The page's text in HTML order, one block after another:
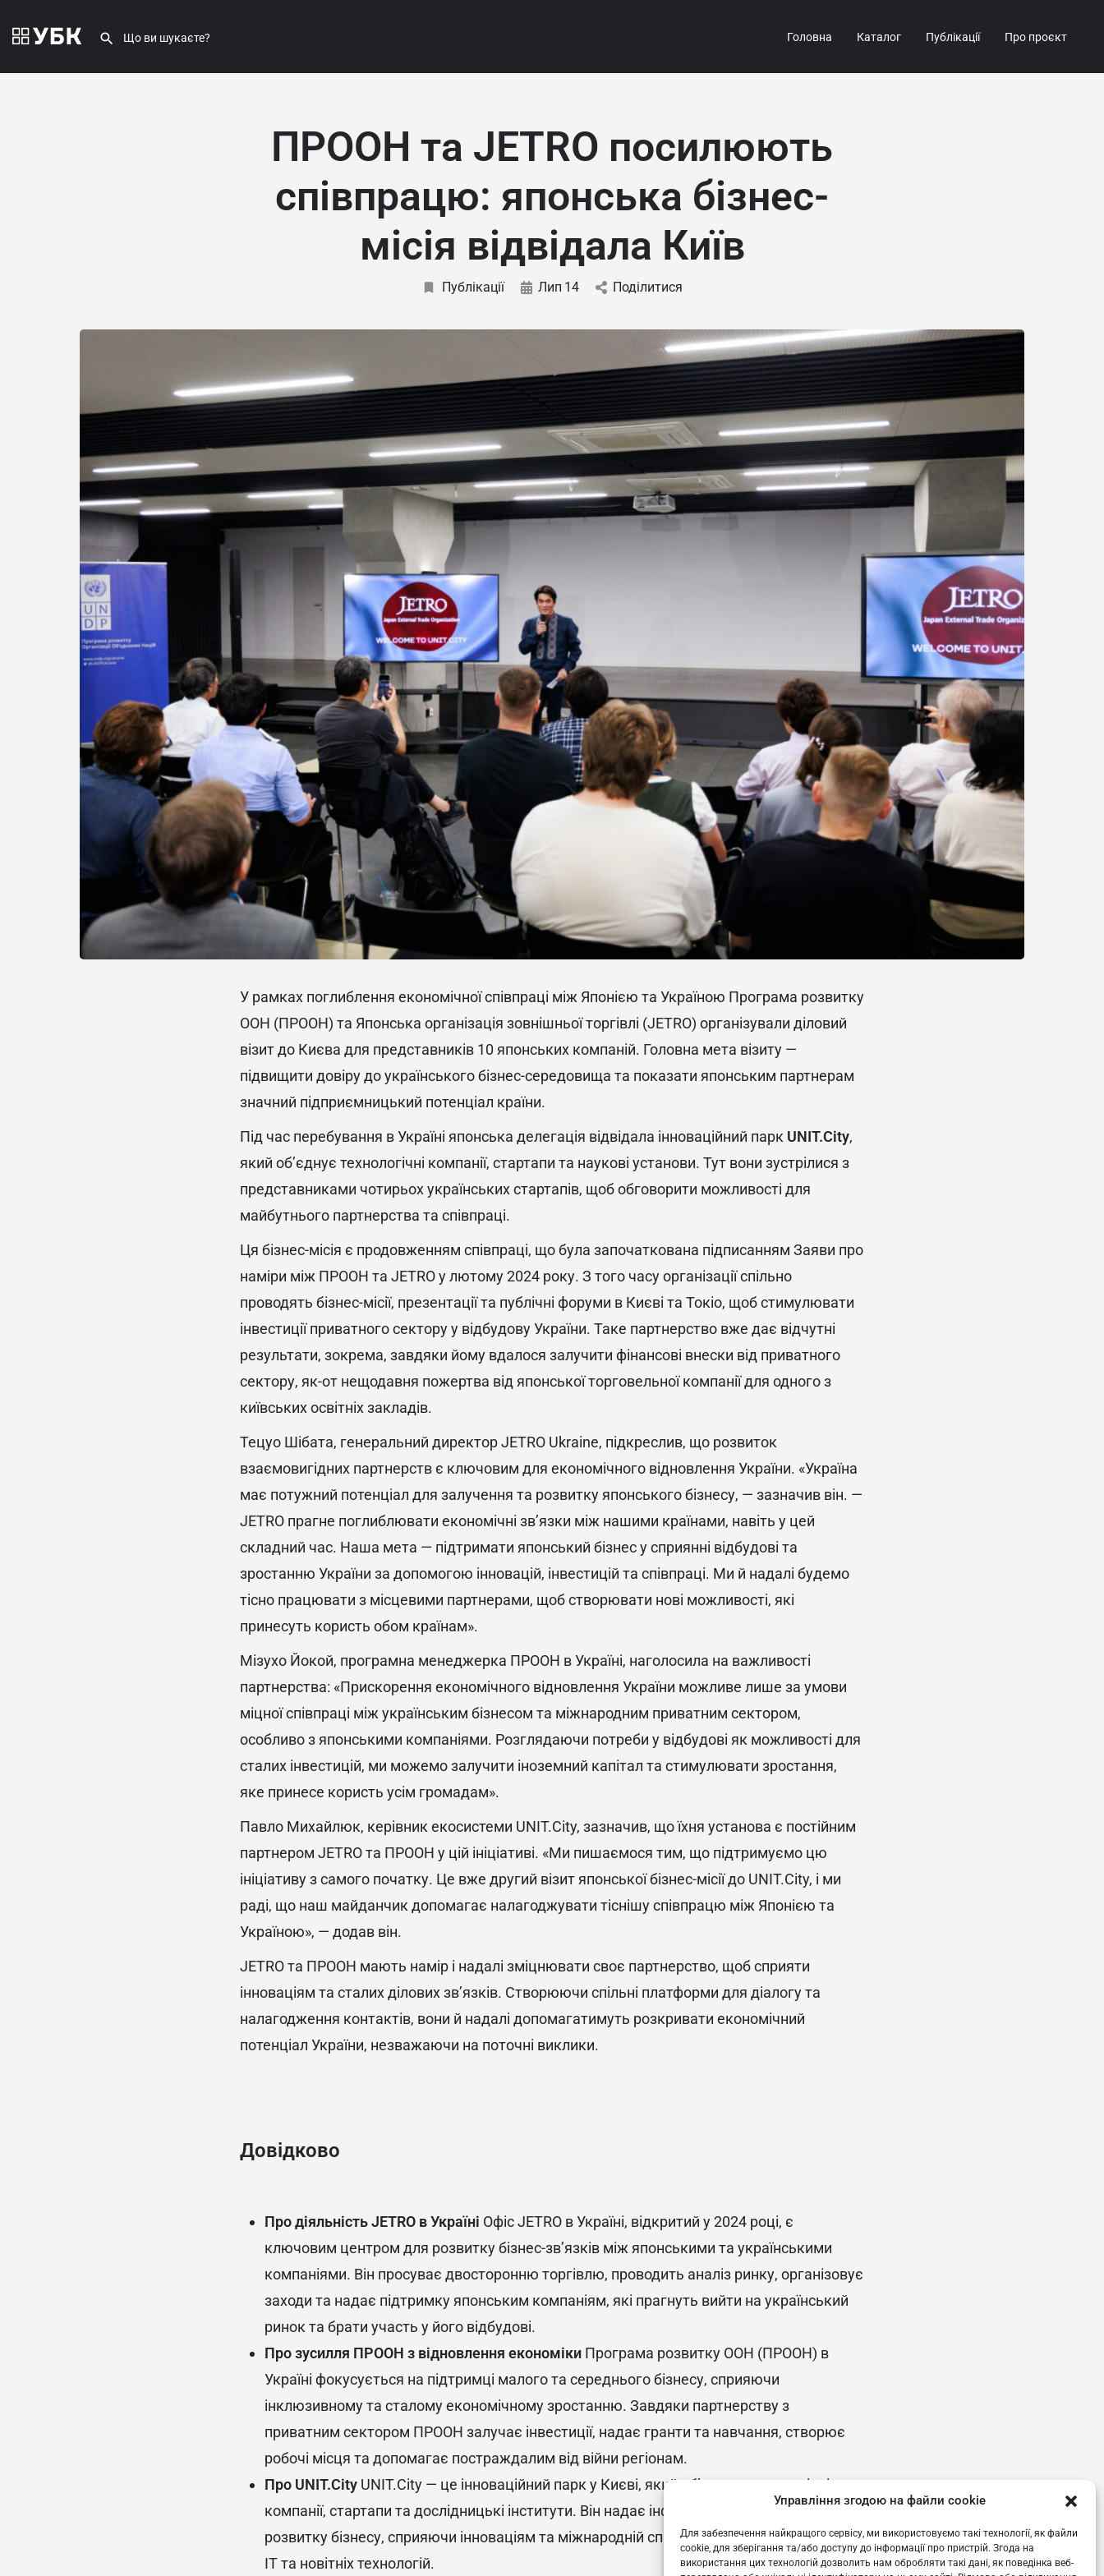
Управління згодою на файли cookie
Для забезпечення найкращого сервісу, ми використовуємо такі технології, як файли
cookie, для зберігання та/або доступу до інформації про пристрій. Згода на
використання цих технологій дозволить нам обробляти такі дані, як поведінка веб-
Головна Каталог Публікації Про проєкт
ПРООН та JETRO посилюють
співпрацю: японська бізнес-
місія відвідала Київ
Публікації Лип 14 Поділитися
У рамках поглиблення економічної співпраці між Японією та Україною Програма розвитку
ООН (ПРООН) та Японська організація зовнішньої торгівлі (JETRO) організували діловий
візит до Києва для представників 10 японських компаній. Головна мета візиту —
підвищити довіру до українського бізнес-середовища та показати японським партнерам
значний підприємницький потенціал країни.
Під час перебування в Україні японська делегація відвідала інноваційний парк UNIT.City,
який об’єднує технологічні компанії, стартапи та наукові установи. Тут вони зустрілися з
представниками чотирьох українських стартапів, щоб обговорити можливості для
майбутнього партнерства та співпраці.
Ця бізнес-місія є продовженням співпраці, що була започаткована підписанням Заяви про
наміри між ПРООН та JETRO у лютому 2024 року. З того часу організації спільно
проводять бізнес-місії, презентації та публічні форуми в Києві та Токіо, щоб стимулювати
інвестиції приватного сектору у відбудову України. Таке партнерство вже дає відчутні
результати, зокрема, завдяки йому вдалося залучити фінансові внески від приватного
сектору, як-от нещодавня пожертва від японської торговельної компанії для одного з
київських освітніх закладів.
Тецуо Шібата, генеральний директор JETRO Ukraine, підкреслив, що розвиток
взаємовигідних партнерств є ключовим для економічного відновлення України. «Україна
має потужний потенціал для залучення та розвитку японського бізнесу, — зазначив він. —
JETRO прагне поглиблювати економічні зв’язки між нашими країнами, навіть у цей
складний час. Наша мета — підтримати японський бізнес у сприянні відбудові та
зростанню України за допомогою інновацій, інвестицій та співпраці. Ми й надалі будемо
тісно працювати з місцевими партнерами, щоб створювати нові можливості, які
принесуть користь обом країнам».
Мізухо Йокой, програмна менеджерка ПРООН в Україні, наголосила на важливості
партнерства: «Прискорення економічного відновлення України можливе лише за умови
міцної співпраці між українським бізнесом та міжнародним приватним сектором,
особливо з японськими компаніями. Розглядаючи потреби у відбудові як можливості для
сталих інвестицій, ми можемо залучити іноземний капітал та стимулювати зростання,
яке принесе користь усім громадам».
Павло Михайлюк, керівник екосистеми UNIT.City, зазначив, що їхня установа є постійним
партнером JETRO та ПРООН у цій ініціативі. «Ми пишаємося тим, що підтримуємо цю
ініціативу з самого початку. Це вже другий візит японської бізнес-місії до UNIT.City, і ми
раді, що наш майданчик допомагає налагоджувати тіснішу співпрацю між Японією та
Україною», — додав він.
JETRO та ПРООН мають намір і надалі зміцнювати своє партнерство, щоб сприяти
інноваціям та сталих ділових зв’язків. Створюючи спільні платформи для діалогу та
налагодження контактів, вони й надалі допомагатимуть розкривати економічний
потенціал України, незважаючи на поточні виклики.
Довідково
Про діяльність JETRO в Україні Офіс JETRO в Україні, відкритий у 2024 році, є
ключовим центром для розвитку бізнес-зв’язків між японськими та українськими
компаніями. Він просуває двосторонню торгівлю, проводить аналіз ринку, організовує
заходи та надає підтримку японським компаніям, які прагнуть вийти на український
ринок та брати участь у його відбудові.
Про зусилля ПРООН з відновлення економіки Програма розвитку ООН (ПРООН) в
Україні фокусується на підтримці малого та середнього бізнесу, сприяючи
інклюзивному та сталому економічному зростанню. Завдяки партнерству з
приватним сектором ПРООН залучає інвестиції, надає гранти та навчання, створює
робочі місця та допомагає постраждалим від війни регіонам.
Про UNIT.City UNIT.City — це інноваційний парк у Києві, який об’єднує технологічні
компанії, стартапи та дослідницькі інститути. Він надає інфраструктуру та послуги для
розвитку бізнесу, сприяючи інноваціям та міжнародній співпраці, особливо в секторі
ІТ та новітніх технологій.